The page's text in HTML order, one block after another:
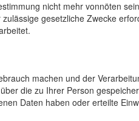
nicht mehr vonnöten
gesetzliche Zwecke
machen und der
die zu Ihrer Person
Daten haben oder erteilte